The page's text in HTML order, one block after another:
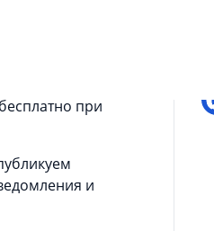
при
и